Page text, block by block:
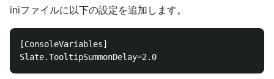
iniファイルに以下の設定を追加します。
[ConsoleVariables]